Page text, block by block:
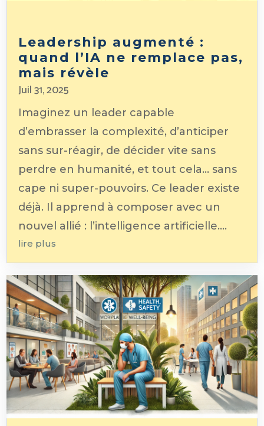
Leadership augmenté :
quand l’IA ne remplace pas,
mais révèle
Juil 31, 2025
Imaginez un leader capable
d’embrasser la complexité, d’anticiper
sans sur-réagir, de décider vite sans
perdre en humanité, et tout cela... sans
cape ni super-pouvoirs. Ce leader existe
déjà. Il apprend à composer avec un
nouvel allié : l’intelligence artificielle....
lire plus